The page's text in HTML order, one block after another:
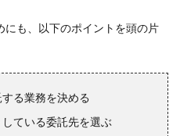
も、以下のポイントを頭の片
る業務を決める
ている委託先を選ぶ